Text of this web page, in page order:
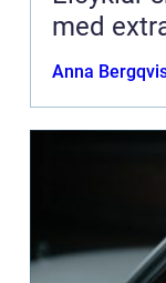
med
Anna